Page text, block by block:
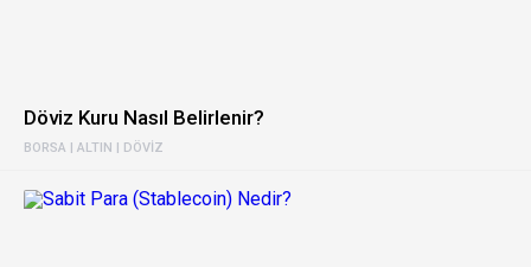
BORSA | ALTIN | DÖVIZ
Döviz Kuru Nasıl Belirlenir?